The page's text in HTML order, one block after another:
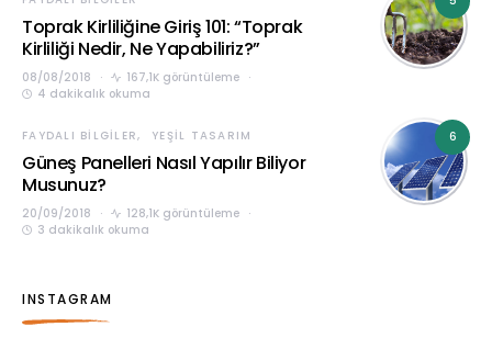
Toprak Kirliliğine Giriş 101: “Toprak
Kirliliği Nedir, Ne Yapabiliriz?”
08/08/2018
167,1K görüntüleme
4 dakikalık okuma
6
FAYDALI BILGILER YEŞIL TASARIM
Güneş Panelleri Nasıl Yapılır Biliyor
Musunuz?
20/09/2018
128,1K görüntüleme
3 dakikalık okuma
INSTAGRAM